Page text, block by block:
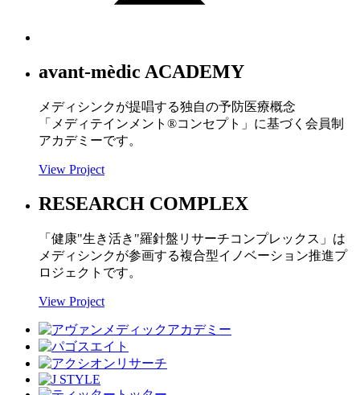
avant-mèdic ACADEMY
メディシンクが提唱する独自の予防医療概念
「メディテインメント ®コンセプト」に基づく会員制
アカデミーです。
View Project
RESEARCH COMPLEX
「健康"生き活き"羅針盤リサーチコンプレックス」は
メディシンクが参画する複合型イノベーション推進プ
ロジェクトです。
View Project